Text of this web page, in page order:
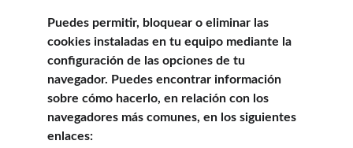
Puedes permitir, bloquear o eliminar las
cookies instaladas en tu equipo mediante la
configuración de las opciones de tu
navegador. Puedes encontrar información
sobre cómo hacerlo, en relación con los
navegadores más comunes, en los siguientes
enlaces: